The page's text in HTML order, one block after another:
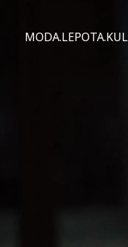
MODA.LEPOTA.